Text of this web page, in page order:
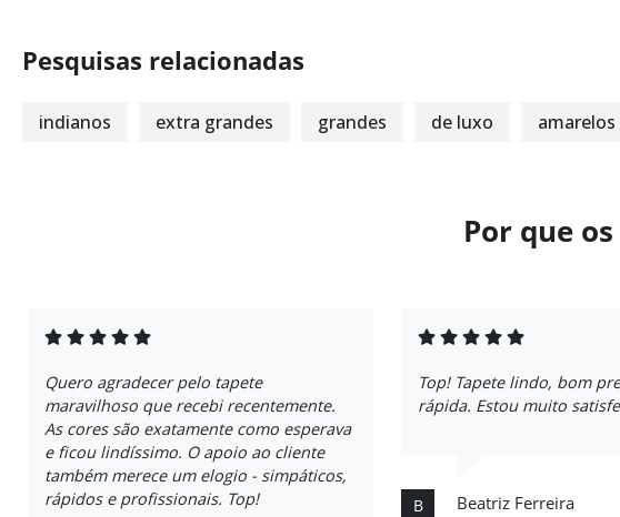
Pesquisas relacionadas
indianos extra grandes grandes de luxo amarelos
Por que
Quero agradecer pelo tapete
maravilhoso que recebi recentemente.
As cores são exatamente como esperava
e ficou lindíssimo. O apoio ao cliente
também merece um elogio - simpáticos,
rápidos e profissionais. Top!
Top! Tapete lindo, bom
rápida. Estou muito
B Beatriz Ferreira